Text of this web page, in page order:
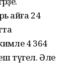
айға 24
4 364
түгел. Әле